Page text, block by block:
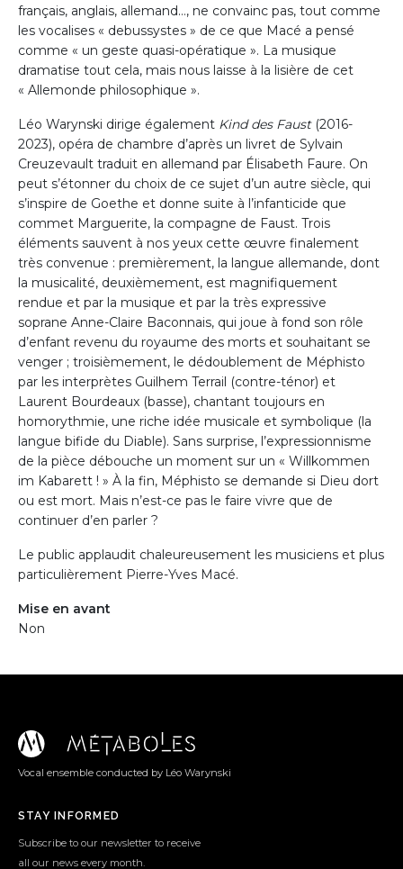
français, anglais, allemand…, ne convainc pas, tout comme
les vocalises « debussystes » de ce que Macé a pensé
comme « un geste quasi-opératique ». La musique
dramatise tout cela, mais nous laisse à la lisière de cet
« Allemonde philosophique ».
Léo Warynski dirige également Kind des Faust (2016-
2023), opéra de chambre d’après un livret de Sylvain
Creuzevault traduit en allemand par Élisabeth Faure. On
peut s’étonner du choix de ce sujet d’un autre siècle, qui
s’inspire de Goethe et donne suite à l’infanticide que
commet Marguerite, la compagne de Faust. Trois
éléments sauvent à nos yeux cette œuvre finalement
très convenue : premièrement, la langue allemande, dont
la musicalité, deuxièmement, est magnifiquement
rendue et par la musique et par la très expressive
soprane Anne-Claire Baconnais, qui joue à fond son rôle
d’enfant revenu du royaume des morts et souhaitant se
venger ; troisièmement, le dédoublement de Méphisto
par les interprètes Guilhem Terrail (contre-ténor) et
Laurent Bourdeaux (basse), chantant toujours en
homorythmie, une riche idée musicale et symbolique (la
langue bifide du Diable). Sans surprise, l’expressionnisme
de la pièce débouche un moment sur un « Willkommen
im Kabarett ! » À la fin, Méphisto se demande si Dieu dort
ou est mort. Mais n’est-ce pas le faire vivre que de
continuer d’en parler ?
Le public applaudit chaleureusement les musiciens et plus
particulièrement Pierre-Yves Macé.
Mise en avant
Non
Vocal ensemble conducted by Léo Warynski
STAY INFORMED
Subscribe to our newsletter to receive
all our news every month.